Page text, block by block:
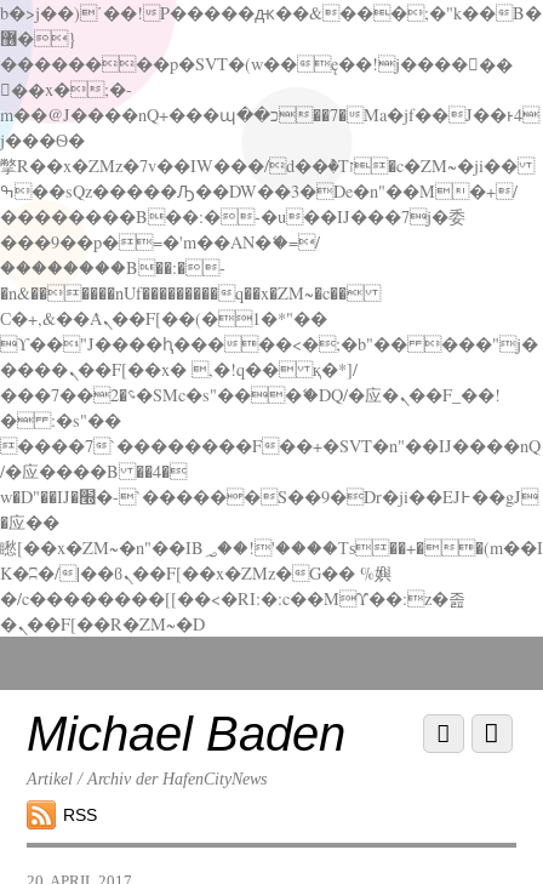
b�>j��)΄��!P�����ԫ��&���;�"k��B�
޶�}
��������p�SVT�(w��ę��!j������
��x�;�-
m��@J����nQ+���պ��כ��7�Ma�jf��J��ͱ4
j���Ѳ�
撆R��x�ZMz�7v��IW���/d��ٞ�Тז�c�ZM~�ji��
ߒ��sQz�����Ԡ��DW��3�De�n"��M�+/
��������B��:�-�u��IJ���7j�委
���9��p�=�'m��AN�ޭ�=/
��������B��:�-
�n&������nUf���������q��x�ZM~�c��
Ϲ�+,&��Ὰܢ��F[��(�1�*"��
ϒ��"J����ԧ�����<�;�b"�� ���"j�
����ܢ��F[��x� ,�!q�� қ�*]/
���؝�2��7�SMc�s"���ޭ�DQ/�应�ܢ��F_��!
� :�s"��
����7`��������F��+�SVT�n"��IJ����nQ
/�应����B ��4�
w�D"��IJ�׭�-`������S��9�Dr�ji��EJ߅��gJ
�应��
矁[��x�ZM~�n"��IB؃��!'����Тѕ��+��(m��I
K�ʭ�/|��ϐܢ��F[��x�ZMz�G�� %嬩
�/c��������[[��<�RI:�:c��MΎ��:z�졾
�ܢ��F[��R�ZM~�D
down
contentMichael Baden
Artikel / Archiv der HafenCityNews
RSS
Menu
Scroll
down